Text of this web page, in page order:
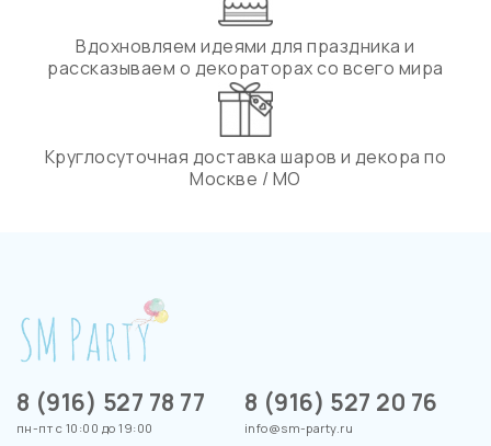
Вдохновляем идеями для праздника и
рассказываем о декораторах со всего мира
Круглосуточная доставка шаров и декора по
Москве / МО
8 (916) 527 78 77
пн-пт с 10:00 до 19:00
8 (916) 527 20 76
info@sm-party.ru